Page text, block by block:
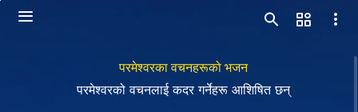
परमेश्‍वरका वचनहरूको भजन
परमेश्‍वरको वचनलाई कदर गर्नेहरू आशिषित छन्